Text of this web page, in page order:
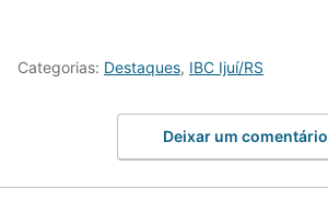
Categorias: Destaques, IBC Ijuí/RS
Deixar um comentário